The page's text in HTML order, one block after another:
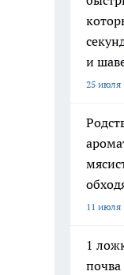
и
25 июля
11 июля
1